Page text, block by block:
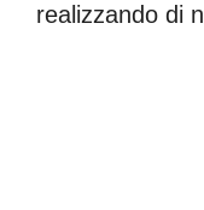
realizzando di